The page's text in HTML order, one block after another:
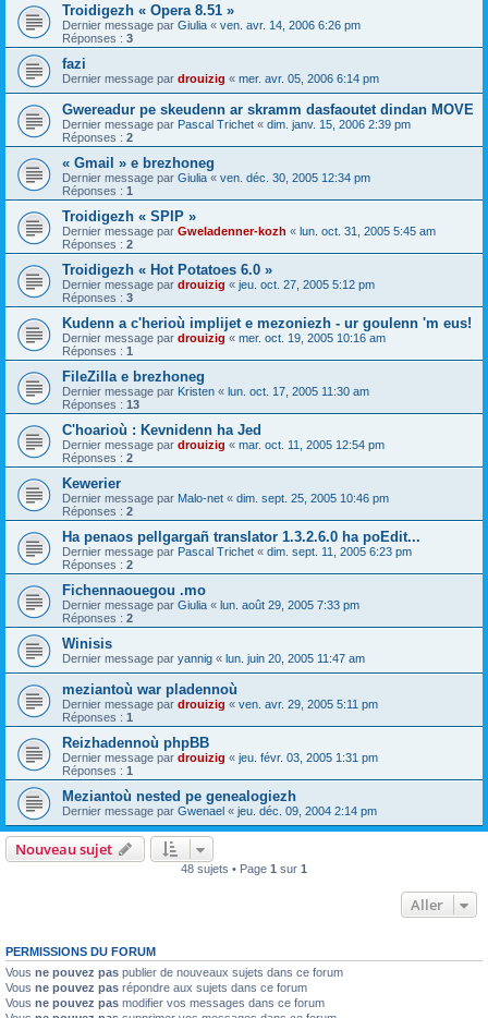
Troidigezh « Opera 8.51 »
Dernier message par Giulia « ven. avr. 14, 2006 6:26 pm
Réponses : 3
fazi
Dernier message par drouizig « mer. avr. 05, 2006 6:14 pm
Gwereadur pe skeudenn ar skramm dasfaoutet dindan MOVE
Dernier message par Pascal Trichet « dim. janv. 15, 2006 2:39 pm
Réponses : 2
« Gmail » e brezhoneg
Dernier message par Giulia « ven. déc. 30, 2005 12:34 pm
Réponses : 1
Troidigezh « SPIP »
Dernier message par Gweladenner-kozh « lun. oct. 31, 2005 5:45 am
Réponses : 2
Troidigezh « Hot Potatoes 6.0 »
Dernier message par drouizig « jeu. oct. 27, 2005 5:12 pm
Réponses : 3
Kudenn a c'herioù implijet e mezoniezh - ur goulenn 'm eus!
Dernier message par drouizig « mer. oct. 19, 2005 10:16 am
Réponses : 1
FileZilla e brezhoneg
Dernier message par Kristen « lun. oct. 17, 2005 11:30 am
Réponses : 13
C'hoarioù : Kevnidenn ha Jed
Dernier message par drouizig « mar. oct. 11, 2005 12:54 pm
Réponses : 2
Kewerier
Dernier message par Malo-net « dim. sept. 25, 2005 10:46 pm
Réponses : 2
Ha penaos pellgargañ translator 1.3.2.6.0 ha poEdit...
Dernier message par Pascal Trichet « dim. sept. 11, 2005 6:23 pm
Réponses : 2
Fichennaouegou .mo
Dernier message par Giulia « lun. août 29, 2005 7:33 pm
Réponses : 2
Winisis
Dernier message par yannig « lun. juin 20, 2005 11:47 am
meziantoù war pladennoù
Dernier message par drouizig « ven. avr. 29, 2005 5:11 pm
Réponses : 1
Reizhadennoù phpBB
Dernier message par drouizig « jeu. févr. 03, 2005 1:31 pm
Réponses : 1
Meziantoù nested pe genealogiezh
Dernier message par Gwenael « jeu. déc. 09, 2004 2:14 pm
Nouveau sujet
48 sujets • Page 1 sur 1
Aller
PERMISSIONS DU FORUM
Vous ne pouvez pas publier de nouveaux sujets dans ce forum
Vous ne pouvez pas répondre aux sujets dans ce forum
Vous ne pouvez pas modifier vos messages dans ce forum